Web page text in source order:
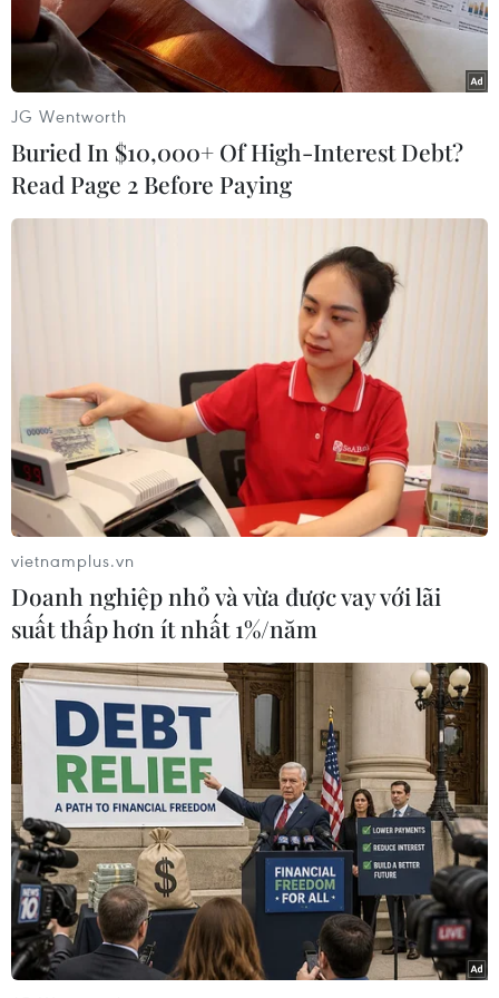
Thủ tướng Anh Theresa May (trái) và lãnh đạo Công đảng đối
lập Jeremy Corbyn tại một phiên họp của Hạ viện. (Ảnh:
Theo Reuters, ngày 8/4, người phát ngôn của
Công đảng Anh, ông Keir Starmer cho biết
chính quyền của Thủ tướng Theresa May và
Công đảng đối lập vẫn chưa tìm ra con đường
hướng tới sự đồng thuận về thỏa thuận Brexit.
Ông Starmer cho biết quả bóng đang nằm bên
sân của chính quyền Thủ tướng May.
Cùng ngày, Ngoại trưởng Anh Jeremy Hunt cho
biết, Chính phủ và Công đảng đối lập của nước
này cần tránh "các ranh giới đỏ lớn" trong đàm
phán giữa hai bên nhằm giải quyết vấn đề
Brexit.
[Giới chức Anh lạc quan kết quả thương
lượng với Công đảng đối lập]
Phát biểu với báo giới trước khi diễn ra Hội
nghị Ngoại trưởng Liên minh châu Âu (EU) ở
Luxembourg, ông Hunt nhấn mạnh: "Bạn không
JG Wentworth
Buried In $10,000+ Of High-Interest Debt?
Read Page 2 Before Paying
vietnamplus.vn
Doanh nghiệp nhỏ và vừa được vay với lãi
suất thấp hơn ít nhất 1%/năm